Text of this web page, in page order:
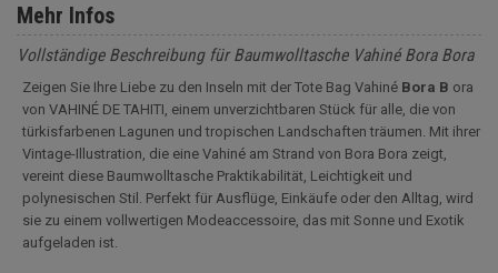
Mehr Infos
Vollständige Beschreibung für Baumwolltasche Vahiné Bora Bora
Zeigen Sie Ihre Liebe zu den Inseln mit der Tote Bag Vahiné Bora B ora
von VAHINÉ DE TAHITI, einem unverzichtbaren Stück für alle, die von
türkisfarbenen Lagunen und tropischen Landschaften träumen. Mit ihrer
Vintage-Illustration, die eine Vahiné am Strand von Bora Bora zeigt,
vereint diese Baumwolltasche Praktikabilität, Leichtigkeit und
polynesischen Stil. Perfekt für Ausflüge, Einkäufe oder den Alltag, wird
sie zu einem vollwertigen Modeaccessoire, das mit Sonne und Exotik
aufgeladen ist.